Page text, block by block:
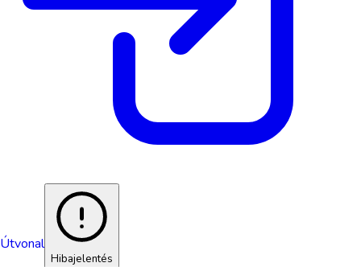
Útvonal
Hibajelentés